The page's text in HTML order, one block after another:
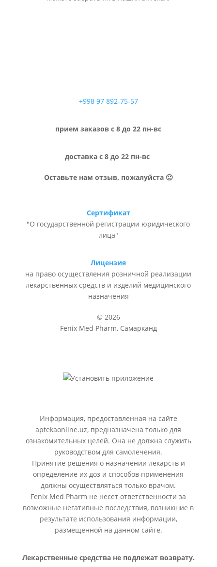
+998 97 892-75-57
прием заказов с 8 до 22 пн-вс
доставка с 8 до 22 пн-вс
Оставьте нам отзыв, пожалуйста 🙂
Сертификат
"О государственной регистрации юридического
лица"
Лицензия
на право осуществления розничной реализации
лекарственных средств и изделий медицинского
назначения
© 2026
Fenix Med Pharm, Самарканд
Информация, предоставленная на сайте
aptekaonline.uz, предназначена только для
ознакомительных целей. Она не должна служить
руководством для самолечения.
Принятие решения о назначении лекарств и
определение их доз и способов применения
должны осуществляться только врачом.
Fenix Med Pharm не несет ответственности за
возможные негативные последствия, возникшие в
результате использования информации,
размещенной на данном сайте.
Лекарственные средства не подлежат возврату.